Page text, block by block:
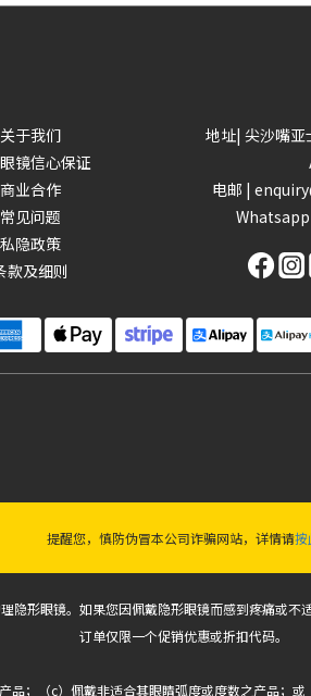
关于我们
镜信心保证
商业合作
常见问题
私隐政策
款及细则
地址| 尖沙嘴亚
电邮 |
提醒您，慎防伪冒本公司诈骗网站，详情请按
形眼镜。如果您因佩戴隐形眼镜而感到疼痛或
订单仅限一个促销优惠或折扣代码。
；（c）佩戴非适合其眼睛弧度或度数之产品